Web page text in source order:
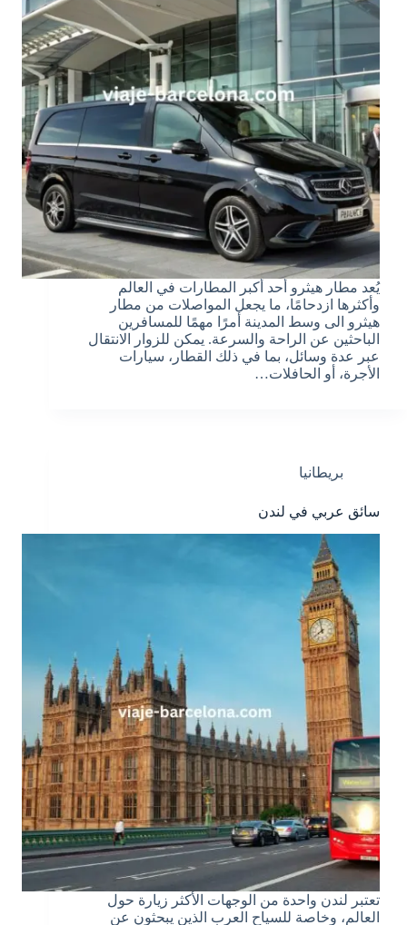
يُعد مطار هيثرو أحد أكبر المطارات في العالم
وأكثرها ازدحامًا، ما يجعل المواصلات من مطار
هيثرو الى وسط المدينة أمرًا مهمًا للمسافرين
الباحثين عن الراحة والسرعة. يمكن للزوار الانتقال
عبر عدة وسائل، بما في ذلك القطار، سيارات
الأجرة، أو الحافلات…
بريطانيا
سائق عربي في لندن
تعتبر لندن واحدة من الوجهات الأكثر زيارة حول
العالم، وخاصة للسياح العرب الذين يبحثون عن